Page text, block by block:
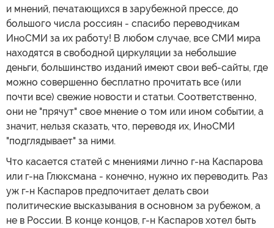
и мнений, печатающихся в зарубежной прессе, до
большого числа россиян - спасибо переводчикам
ИноСМИ за их работу! В любом случае, все СМИ мира
находятся в свободной циркуляции за небольшие
деньги, большинство изданий имеют свои веб-сайты, где
можно совершенно бесплатно прочитать все (или
почти все) свежие новости и статьи. Соответственно,
они не "прячут" свое мнение о том или ином событии, а
значит, нельзя сказать, что, переводя их, ИноСМИ
"подглядывает" за ними.
Что касается статей с мнениями лично г-на Каспарова
или г-на Глюксмана - конечно, нужно их переводить. Раз
уж г-н Каспаров предпочитает делать свои
политические высказывания в основном за рубежом, а
не в России. В конце концов, г-н Каспаров хотел быть